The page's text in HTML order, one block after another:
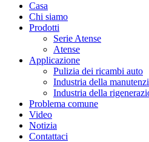
Casa
Chi siamo
Prodotti
Serie Atense
Atense
Applicazione
Pulizia dei ricambi auto
Industria della
Industria della
Problema comune
Video
Notizia
Contattaci